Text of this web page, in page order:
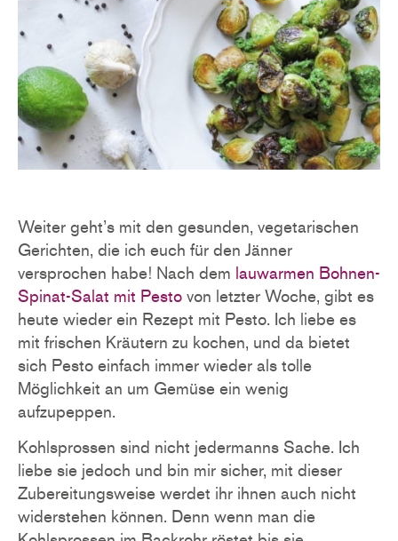
Weiter geht’s mit den gesunden, vegetarischen
Gerichten, die ich euch für den Jänner
versprochen habe! Nach dem lauwarmen Bohnen-
Spinat-Salat mit Pesto von letzter Woche, gibt es
heute wieder ein Rezept mit Pesto. Ich liebe es
mit frischen Kräutern zu kochen, und da bietet
sich Pesto einfach immer wieder als tolle
Möglichkeit an um Gemüse ein wenig
aufzupeppen.
Kohlsprossen sind nicht jedermanns Sache. Ich
liebe sie jedoch und bin mir sicher, mit dieser
Zubereitungsweise werdet ihr ihnen auch nicht
widerstehen können. Denn wenn man die